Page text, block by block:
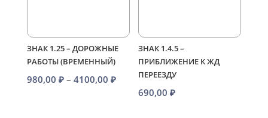
ЗНАК 1.25 – ДОРОЖНЫЕ
РАБОТЫ (ВРЕМЕННЫЙ)
980,00 ₽ – 4100,00 ₽Диапазон
ЗНАК 1.4.5 –
ПРИБЛИЖЕНИЕ К ЖД
ПЕРЕЕЗДУ
690,00₽